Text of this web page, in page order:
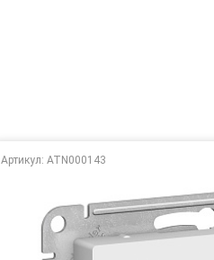
Артикул: ATN000143